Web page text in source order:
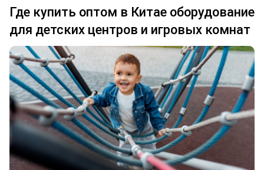
Где купить оптом в Китае оборудование
для детских центров и игровых комнат